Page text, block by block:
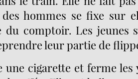
hommes se fixe sur
du comptoir. Les jeunes
leur partie de
une cigarette et ferme les